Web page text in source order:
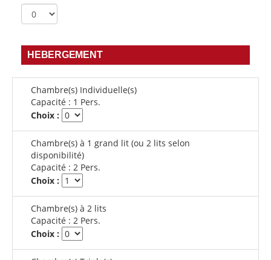
HEBERGEMENT
Chambre(s) Individuelle(s)
Capacité : 1 Pers.
Choix :
Chambre(s) à 1 grand lit (ou 2 lits selon
disponibilité)
Capacité : 2 Pers.
Choix :
Chambre(s) à 2 lits
Capacité : 2 Pers.
Choix :